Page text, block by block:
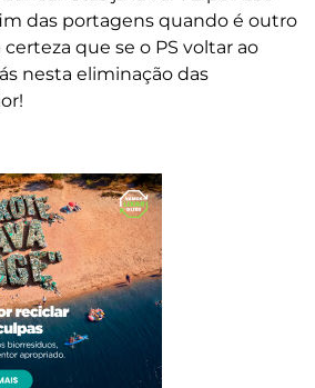
das portagens quando é outro
certeza que se o PS voltar ao
nesta eliminação das